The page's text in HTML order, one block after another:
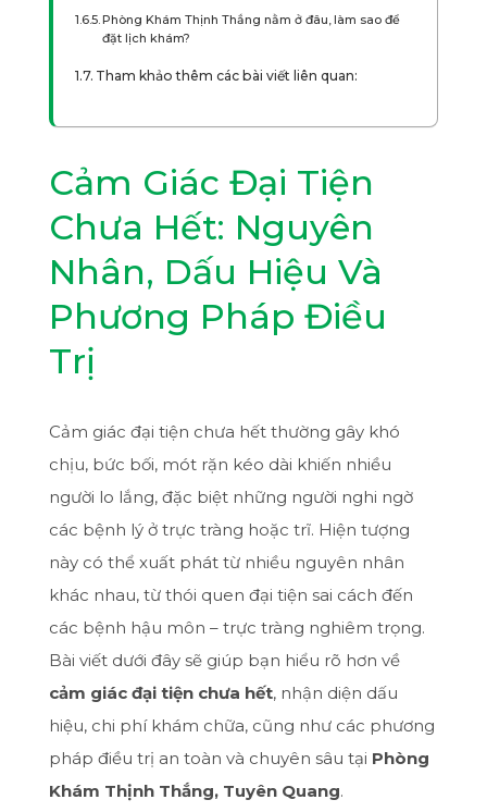
Phòng Khám Thịnh Thắng nằm ở đâu, làm sao để
đặt lịch khám?
Tham khảo thêm các bài viết liên quan:
Cảm Giác Đại Tiện
Chưa Hết: Nguyên
Nhân, Dấu Hiệu Và
Phương Pháp Điều
Trị
Cảm giác đại tiện chưa hết thường gây khó
chịu, bức bối, mót rặn kéo dài khiến nhiều
người lo lắng, đặc biệt những người nghi ngờ
các bệnh lý ở trực tràng hoặc trĩ. Hiện tượng
này có thể xuất phát từ nhiều nguyên nhân
khác nhau, từ thói quen đại tiện sai cách đến
các bệnh hậu môn – trực tràng nghiêm trọng.
Bài viết dưới đây sẽ giúp bạn hiểu rõ hơn về
cảm giác đại tiện chưa hết, nhận diện dấu
hiệu, chi phí khám chữa, cũng như các phương
pháp điều trị an toàn và chuyên sâu tại Phòng
Khám Thịnh Thắng, Tuyên Quang.